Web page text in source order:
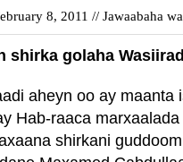
8, 2011 // Jawaabaha
shirka golaha
aheyn oo ay maanta
Hab-raaca
shirkani